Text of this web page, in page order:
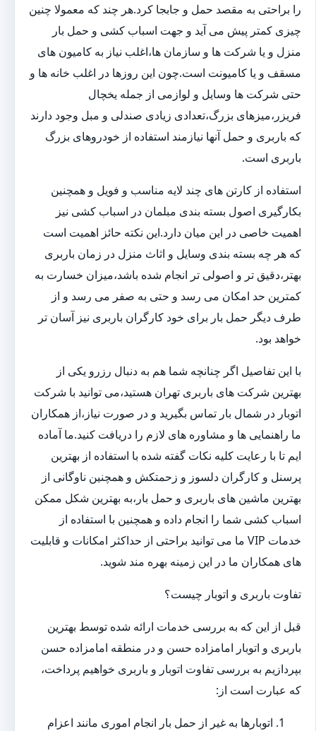
را براحتی به مقصد حمل و جابجا کرد.هر چند که معمولا چنین
چیزی کمتر پیش می آید و جهت اسباب کشی و حمل بار
منزل و یا شرکت ها و سازمان ها،اغلب نیاز به کامیون های
مسقف و یا کامیونت است.چون این روزها در اغلب خانه ها و
حتی شرکت ها وسایل و لوازمی از جمله یخچال
فریزر،میزهای بزرگ،تعدادی زیادی صندلی و مبل وجود دارند
که باربری و حمل آنها نیازمند استفاده از خودروهای بزرگ
باربری است.
استفاده از کارتن های چند لایه مناسب و فویل و همچنین
بکارگیری اصول بسته بندی مبلمان در اسباب کشی نیز
اهمیت خاصی در این میان دارد.این نکته حائز اهمیت است
که هر چه بسته بندی وسایل و اثاث منزل در زمان باربری
بهتر،دقیق تر و اصولی تر انجام شده باشد،میزان خسارت به
کمترین حد امکان می رسد و حتی به صفر می رسد و از
طرف دیگر حمل بار برای خود کارگران باربری نیز آسان تر
خواهد بود.
با این تفاصیل اگر چنانچه شما هم به دنبال رزرو یکی از
بهترین شرکت های باربری تهران هستید،می توانید با شرکت
اتوبار در شمال بار تماس بگیرید و در صورت نیاز،از همکاران
ما راهنمایی ها و مشاوره های لازم را دریافت کنید.ما آماده
ایم تا با رعایت کلیه نکات گفته شده با استفاده از بهترین
پرسنل و کارگران دلسوز و زحمتکش و همچنین ناوگانی از
بهترین ماشین های باربری و حمل بار،به بهترین شکل ممکن
اسباب کشی شما را انجام داده و همچنین با استفاده از
خدمات VIP ما می توانید براحتی از حداکثر امکانات و قابلیت
های همکاران ما در این زمینه بهره مند شوید.
تفاوت باربری و اتوبار چیست؟
قبل از این که به بررسی خدمات ارائه شده توسط بهترین
باربری و اتوبار امامزاده حسن و در منطقه امامزاده حسن
بپردازیم به بررسی تفاوت اتوبار و باربری خواهیم پرداخت،
که عبارت است از:
اتوبارها به غیر از حمل بار انجام اموری مانند اعزام